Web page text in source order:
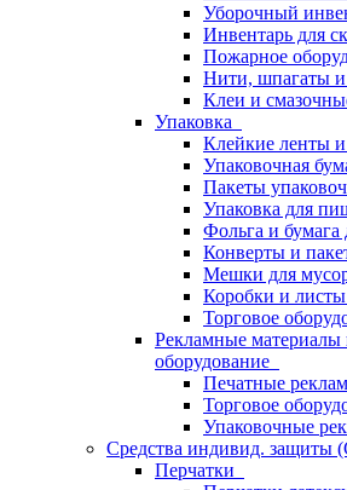
Уборочный
Инвентарь для
Пожарное
Нити, шпагаты
Клеи и
Упаковка
Клейкие ленты
Упаковочная
Пакеты
Упаковка для
Фольга и бумага
Конверты и
Мешки для
Коробки и
Торговое
Рекламные материалы
оборудование
Печатные
Торговое
Упаковочные
Средства индивид. защиты
Перчатки